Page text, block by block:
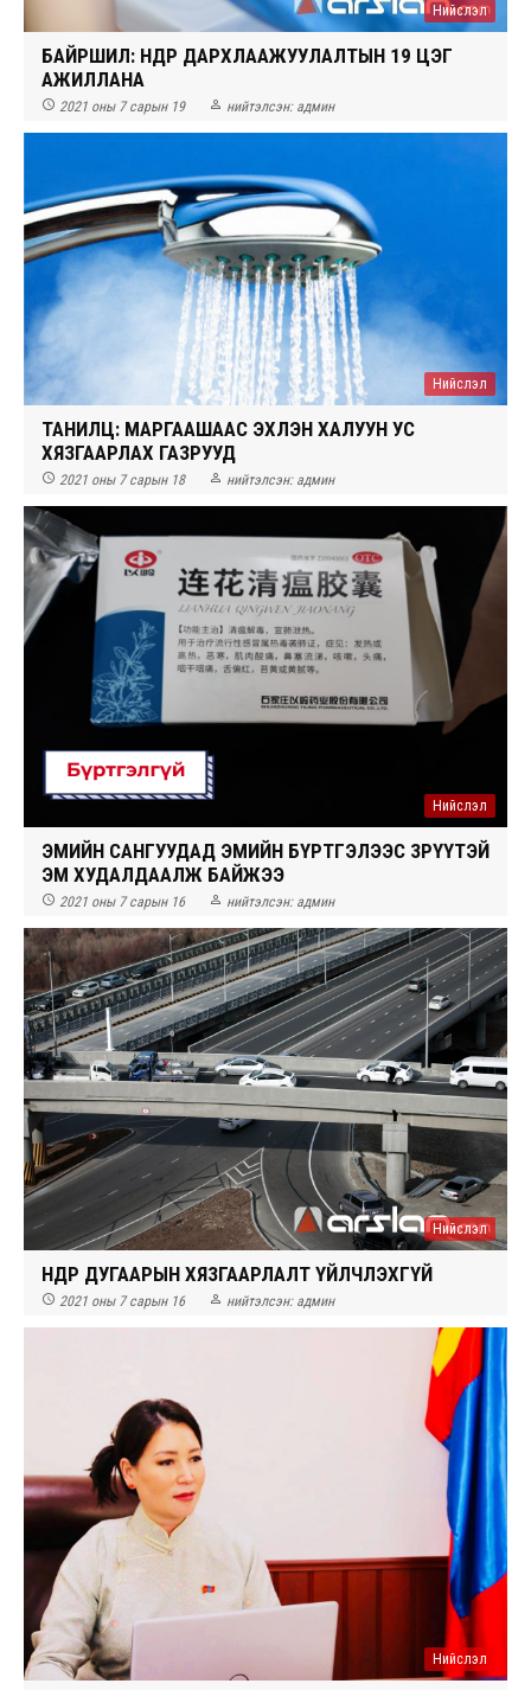
Нийслэл
БАЙРШИЛ: ӨНӨӨДӨР ДАРХЛААЖУУЛАЛТЫН 19 ЦЭГ
АЖИЛЛАНА
 2021 оны 7 сарын 19  нийтэлсэн: админ
Нийслэл
ТАНИЛЦ: МАРГААШААС ЭХЛЭН ХАЛУУН УС
ХЯЗГААРЛАХ ГАЗРУУД
 2021 оны 7 сарын 18  нийтэлсэн: админ
Нийслэл
ЭМИЙН САНГУУДАД ЭМИЙН БҮРТГЭЛЭЭС ЗӨРҮҮТЭЙ
ЭМ ХУДАЛДААЛЖ БАЙЖЭЭ
 2021 оны 7 сарын 16  нийтэлсэн: админ
Нийслэл
ӨНӨӨДӨР ДУГААРЫН ХЯЗГААРЛАЛТ ҮЙЛЧЛЭХГҮЙ
 2021 оны 7 сарын 16  нийтэлсэн: админ
Нийслэл